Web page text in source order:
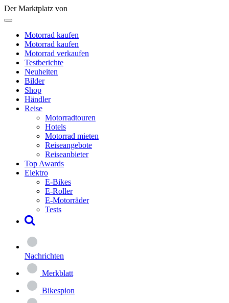
Der Marktplatz von
Motorrad kaufen
Motorrad kaufen
Motorrad verkaufen
Testberichte
Neuheiten
Bilder
Shop
Händler
Reise
Motorradtouren
Hotels
Motorrad mieten
Reiseangebote
Reiseanbieter
Top Awards
Elektro
E-Bikes
E-Roller
E-Motorräder
Tests
Nachrichten
Merkblatt
Bikespion